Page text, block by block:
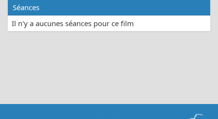
Séances
Il n'y a aucunes séances pour ce film